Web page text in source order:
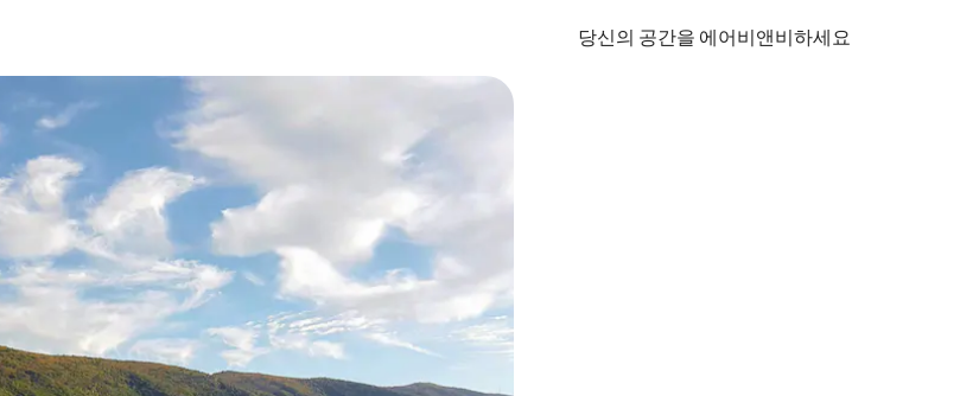
당신의 공간을 에어비앤비하세요
작으로 탐색하세요.